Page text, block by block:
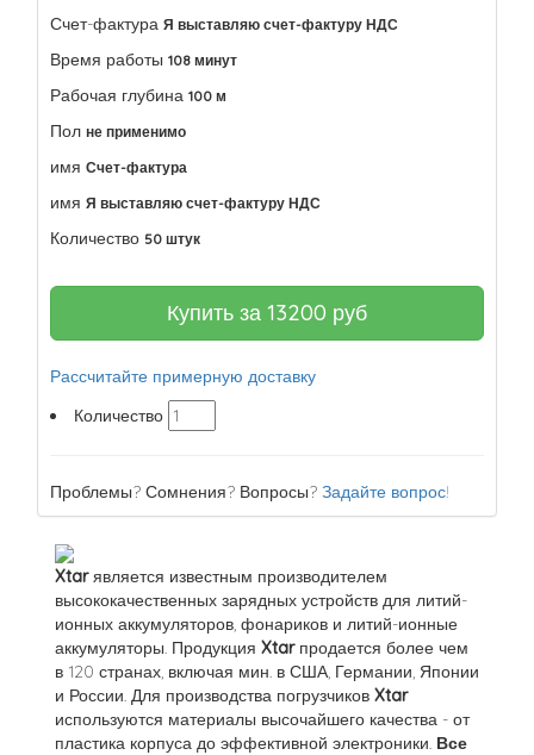
Счет-фактура Я выставляю счет-фактуру НДС
Время работы 108 минут
Рабочая глубина 100 м
Пол не применимо
имя Счет-фактура
имя Я выставляю счет-фактуру НДС
Количество 50 штук
Купить за 13200 руб
Рассчитайте примерную доставку
Количество
Проблемы? Сомнения? Вопросы? Задайте вопрос!
Xtarявляется известным производителем
высококачественных зарядных устройств для литий-
ионных аккумуляторов, фонариков и литий-ионные
аккумуляторы. Продукция Xtarпродается более чем
в 120 странах, включая мин. в США, Германии, Японии
и России. Для производства погрузчиков Xtar
используются материалы высочайшего качества - от
пластика корпуса до эффективной электроники. Все